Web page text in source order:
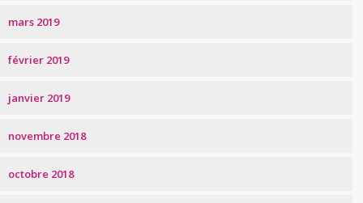
mars 2019
février 2019
janvier 2019
novembre 2018
octobre 2018